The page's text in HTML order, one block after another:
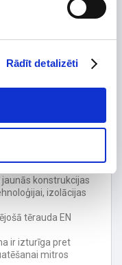
Rādīt detalizēti
īpašības.
skursteņi
konstrukcijas
izolācijas
tērauda EN
ir izturīga pret
mitros